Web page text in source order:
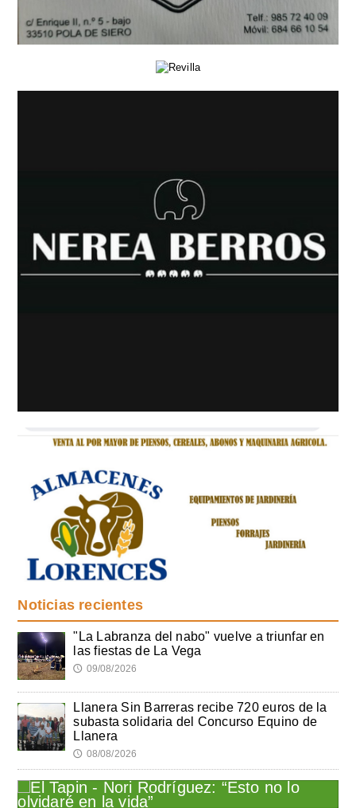
Noticias recientes
"La Labranza del nabo" vuelve a triunfar en
las fiestas de La Vega
🕔 09/08/2026
Llanera Sin Barreras recibe 720 euros de la
subasta solidaria del Concurso Equino de
Llanera
🕔 08/08/2026